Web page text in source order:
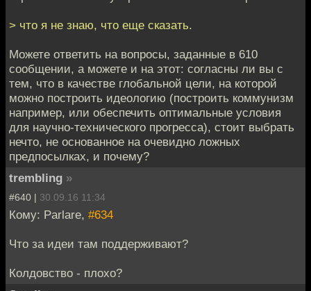
> что я не знаю, что еще сказать.
Можете ответить на вопросы, заданные в 610
сообщении, а можете и на этот: согласны ли вы с
тем, что в качестве глобальной цели, на которой
можно построить идеологию (построить коммунизм
например, или обеспечить оптимальные условия
для научно-технического прогресса), стоит выбрать
нечто, не основанное на очевидно ложных
предпосылках, и почему?
trembling »
#640 | 30.09.16 11:34
Кому: Parlare, #634
Что за идеи там поддерживают?
Колдовство - плохо?